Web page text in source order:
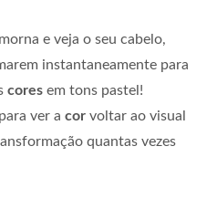
e veja o seu cabelo,
instantaneamente para
cores em tons pastel!
ver a cor voltar ao visual
quantas vezes